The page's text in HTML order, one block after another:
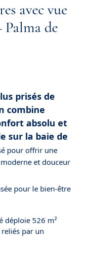
avec vue
de
prisés de
combine
absolu et
sur la baie de
pour offrir une
et douceur
pour le bien-être
déploie 526 m²
par un